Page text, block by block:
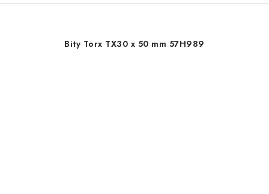
Bity Torx TX30 x 50 mm 57H989